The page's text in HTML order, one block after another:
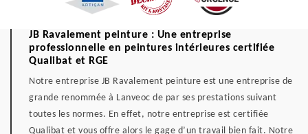
JB Ravalement peinture : Une entreprise
professionnelle en peintures intérieures certifiée
Qualibat et RGE
Notre entreprise JB Ravalement peinture est une entreprise de
grande renommée à Lanveoc de par ses prestations suivant
toutes les normes. En effet, notre entreprise est certifiée
Qualibat et vous offre alors le gage d’un travail bien fait. Notre